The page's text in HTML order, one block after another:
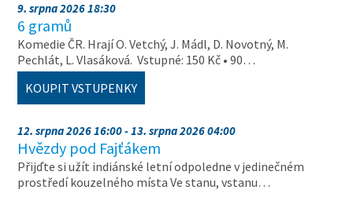
9. srpna 2026 18:30
6 gramů
Komedie ČR. Hrají O. Vetchý, J. Mádl, D. Novotný, M.
Pechlát, L. Vlasáková. Vstupné: 150 Kč • 90…
KOUPIT VSTUPENKY
12. srpna 2026 16:00 - 13. srpna 2026 04:00
Hvězdy pod Fajťákem
Přijďte si užít indiánské letní odpoledne v jedinečném
prostředí kouzelného místa Ve stanu, vstanu…